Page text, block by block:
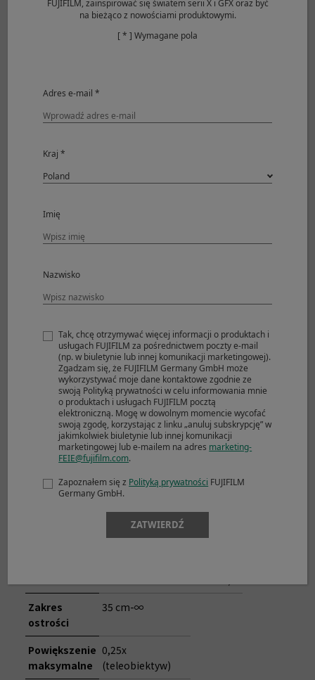
Konstrukcja
16 soczewek w 12
asferyczne i 1
Ogniskowa
f=16-80 mm
pełnej klatki 35
Kąt widzenia
83,2° ｰ 20,1°
Maksymalny
przysłony
F4
Minimalny
przysłony
F22
Kontrola
Liczba
Zakres
ostrości
35 cm-∞
Powiększenie
maksymalne
0,25x
(teleobiektyw)
FUJIFILM, zainspirować się światem serii X i GFX oraz być
na bieżąco z nowościami produktowymi.
[ * ] Wymagane pola
Adres e-mail *
Kraj *
Imię
Nazwisko
Tak, chcę otrzymywać więcej informacji o produktach i
usługach FUJIFILM za pośrednictwem poczty e-mail
(np. w biuletynie lub innej komunikacji marketingowej).
Zgadzam się, że FUJIFILM Germany GmbH może
wykorzystywać moje dane kontaktowe zgodnie ze
swoją Polityką prywatności w celu informowania mnie
o produktach i usługach FUJIFILM pocztą
elektroniczną. Mogę w dowolnym momencie wycofać
swoją zgodę, korzystając z linku „anuluj subskrypcję” w
jakimkolwiek biuletynie lub innej komunikacji
marketingowej lub e-mailem na adres marketing-
FEIE@fujifilm.com.
Zapoznałem się z Polityką prywatności FUJIFILM
Germany GmbH.
ZATWIERDŹ